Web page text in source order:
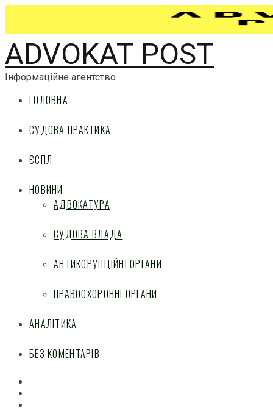
ADVOKAT POST
Інформаційне агентство
ГОЛОВНА
СУДОВА ПРАКТИКА
ЄСПЛ
НОВИНИ
АДВОКАТУРА
СУДОВА ВЛАДА
АНТИКОРУПЦІЙНІ ОРГАНИ
ПРАВООХОРОННІ ОРГАНИ
АНАЛІТИКА
БЕЗ КОМЕНТАРІВ